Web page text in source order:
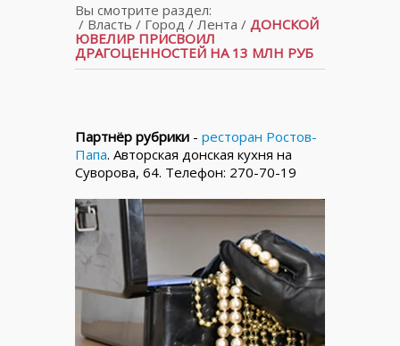
Вы смотрите раздел:
/ Власть / Город / Лента / ДОНСКОЙ
ЮВЕЛИР ПРИСВОИЛ
ДРАГОЦЕННОСТЕЙ НА 13 МЛН РУБ
Партнёр рубрики - ресторан Ростов-
Папа. Авторская донская кухня на
Суворова, 64. Телефон: 270-70-19